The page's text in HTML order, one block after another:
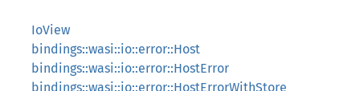
IoView
bindings::wasi::io::error::Host
bindings::wasi::io::error::HostError
bindings::wasi::io::error::HostErrorWithStore